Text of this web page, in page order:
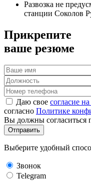
Развозка не
станции Соколов
Прикрепите
ваше резюме
Даю свое согласие
согласно Политике
Вы должны согласиться
Отправить
Выберите удобный
Звонок
Telegram